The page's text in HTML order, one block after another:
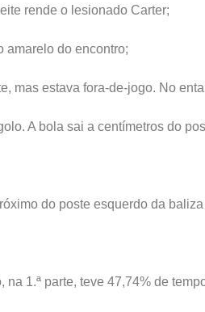
rende o lesionado Carter;
amarelo do encontro;
mas estava fora-de-jogo. No
A bola sai a centímetros do
do poste esquerdo da
1.ª parte, teve 47,74% de